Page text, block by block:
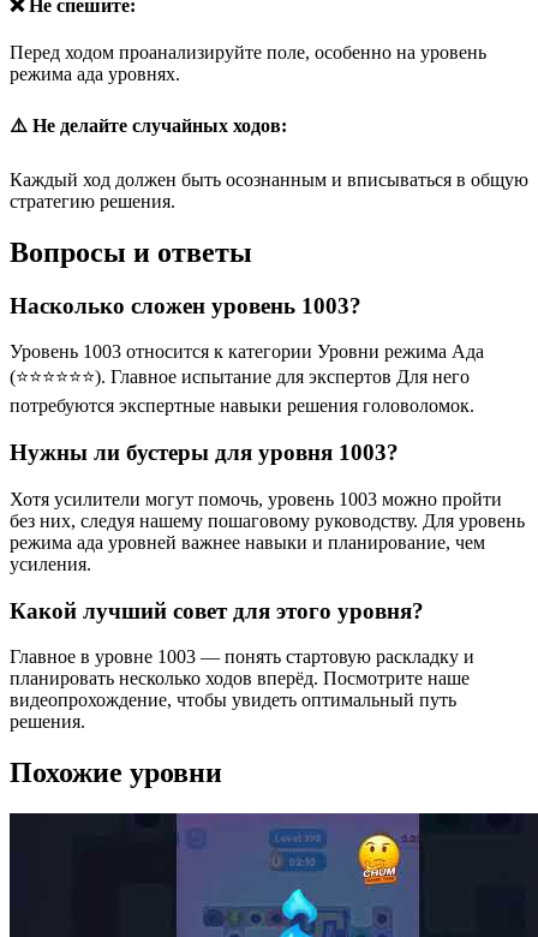
❌ Не спешите:
Перед ходом проанализируйте поле, особенно на уровень
режима ада уровнях.
⚠️ Не делайте случайных ходов:
Каждый ход должен быть осознанным и вписываться в общую
стратегию решения.
Вопросы и ответы
Насколько сложен уровень 1003?
Уровень 1003 относится к категории Уровни режима Ада
(⭐⭐⭐⭐⭐⭐). Главное испытание для экспертов Для него
потребуются экспертные навыки решения головоломок.
Нужны ли бустеры для уровня 1003?
Хотя усилители могут помочь, уровень 1003 можно пройти
без них, следуя нашему пошаговому руководству. Для уровень
режима ада уровней важнее навыки и планирование, чем
усиления.
Какой лучший совет для этого уровня?
Главное в уровне 1003 — понять стартовую раскладку и
планировать несколько ходов вперёд. Посмотрите наше
видеопрохождение, чтобы увидеть оптимальный путь
решения.
Похожие уровни